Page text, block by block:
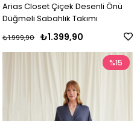
Arias Closet Çiçek Desenli Önü
Düğmeli Sabahlık Takımı
₺1.399,90
₺1.999,90
%15